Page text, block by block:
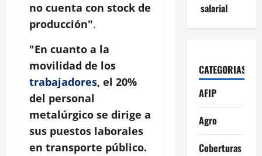
no cuenta con stock de
producción".
"En cuanto a la
movilidad de los
trabajadores, el 20%
del personal
metalúrgico se dirige a
sus puestos laborales
en transporte público.
salarial
CATEGORIAS
AFIP
Agro
Coberturas